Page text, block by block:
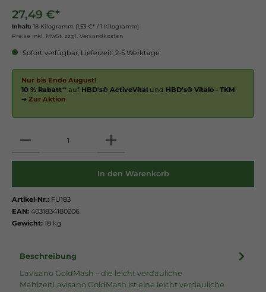
27,49 €*
Inhalt: 18 Kilogramm (1,53 €* / 1 Kilogramm)
Preise inkl. MwSt. zzgl. Versandkosten
Sofort verfügbar, Lieferzeit: 2-5 Werktage
Nur bis Ende August!
10 % Rabatt** auf HBD's® ActiveVital und HBD's® Vitalo - TKM
➔ Zur Aktion
In den Warenkorb
Artikel-Nr.: FU183
EAN: 4031834180206
Gewicht: 18 kg
Beschreibung
Lavisano GoldMash – die leicht verdauliche
MahlzeitLavisano GoldMash ist eine leicht verdauliche